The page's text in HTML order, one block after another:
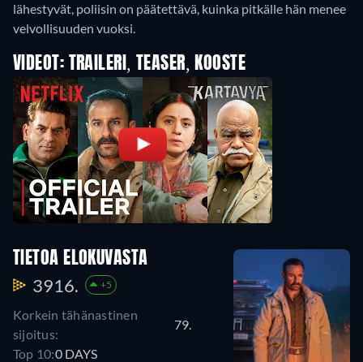
lähestyvät, poliisin on päätettävä, kuinka pitkälle hän menee
velvollisuuden vuoksi.
VIDEOT: TRAILERI, TEASER, KOOSTE
TIETOA ELOKUVASTA
3916. +5
Korkein tähänastinen
sijoitus:
79.
Top 10:0 DAYS